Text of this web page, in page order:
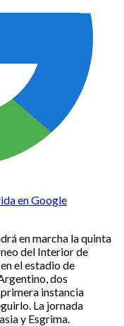
en Google
en marcha la quinta
del Interior de
el estadio de
dos
instancia
La jornada
y Esgrima.